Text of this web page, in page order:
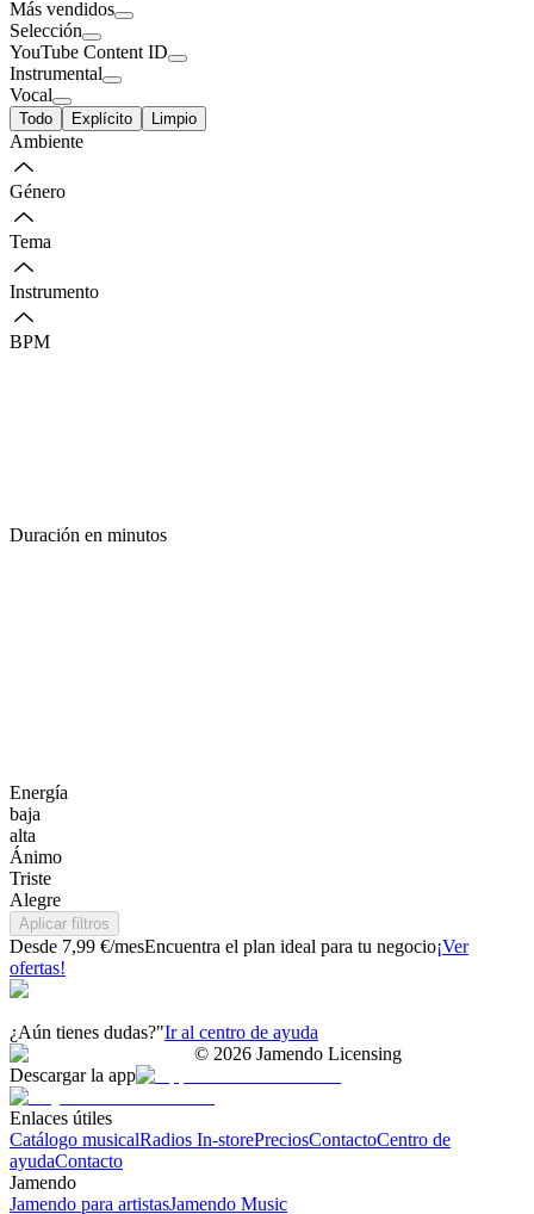
Más vendidos
Selección
YouTube Content ID
Instrumental
Vocal
Todo Explícito Limpio
Ambiente
Género
Tema
Instrumento
BPM
Duración en minutos
Energía
baja
alta
Ánimo
Triste
Alegre
Aplicar filtros
Desde 7,99 €/mesEncuentra el plan ideal para tu negocio¡Ver
ofertas!
¿Aún tienes dudas?"Ir al centro de ayuda
© 2026 Jamendo Licensing
Descargar la app
Enlaces útiles
Catálogo musicalRadios In-storePreciosContactoCentro de
ayudaContacto
Jamendo
Jamendo para artistasJamendo Music